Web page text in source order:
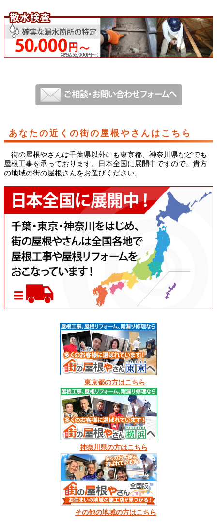
あなたの近くの街の屋根やさんはこちら
街の屋根やさんは千葉県以外にも東京都、神奈川県などでも
屋根工事を承っております。日本全国に展開中ですので、貴方
の地域の街の屋根さんをお選びください。
東京都の方はこちら
神奈川県の方はこちら
その他の地域の方はこちら